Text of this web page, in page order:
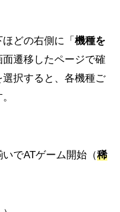
どの右側に「 機種を
面遷移したページで確
選択すると、各機種ご
いでATゲーム開始（稀